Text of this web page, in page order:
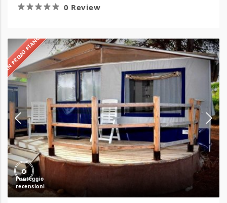
0 Review
IN PRIMO PIANO
0
Camping
S’ena
Arrubia